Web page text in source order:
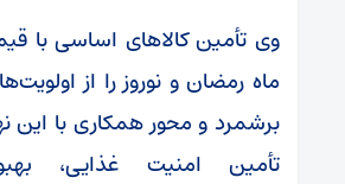
وی تأمین کالاهای اساسی با
ماه رمضان و نوروز را از
برشمرد و محور همکاری با این
تأمین امنیت غذایی،